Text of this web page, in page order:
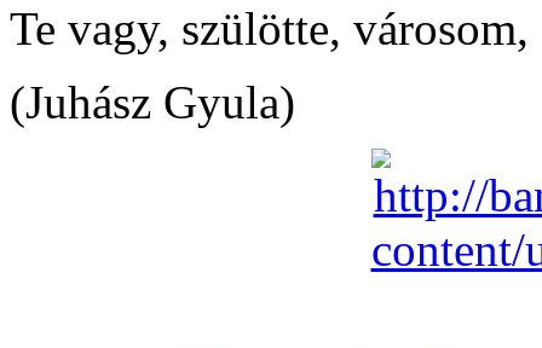
Te vagy, szülötte, városom,
(Juhász Gyula)